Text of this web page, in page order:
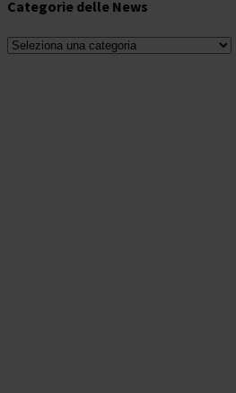
Categorie delle News
Categorie